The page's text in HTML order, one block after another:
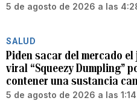
5 de agosto de 2026 a las
SALUD
Piden sacar del mercado el
viral “Squeezy Dumpling”
contener una sustancia
5 de agosto de 2026 a las 1:14